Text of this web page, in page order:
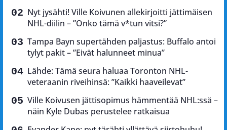
Nyt jysähti! Ville Koivunen allekirjoitti jättimäisen
NHL-diilin – ”Onko tämä v*tun vitsi?”
Tampa Bayn supertähden paljastus: Buffalo antoi
tylyt pakit – ”Eivät halunneet minua”
Lähde: Tämä seura haluaa Toronton NHL-
veteraanin riveihinsä: ”Kaikki haaveilevat”
Ville Koivusen jättisopimus hämmentää NHL:ssä –
näin Kyle Dubas perustelee ratkaisua